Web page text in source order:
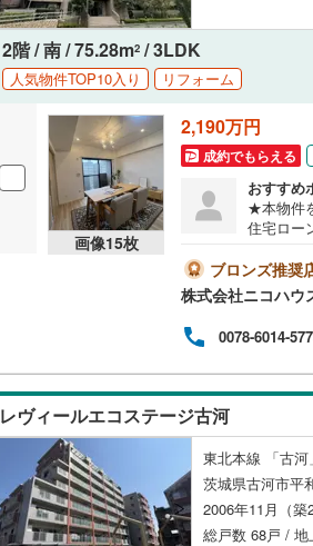
2階 / 南 / 75.28m2 / 3LDK
人気物件TOP10入り リフォーム
画像15枚
2,190万円
成約でもらえる
おすすめ
★本物件
住宅ロー
流れ（1
審査※:融
契約:事前
銀行へ融
を締結。
す。※:
ブロンズ推奨
株式会社ニコハウ
0078-6014-
レヴィールエコステージ古河
東北本線 「古
茨城県古河市平
2006年11月（築
総戸数 68戸 /
LD
（2）
キッチン
独立型キッ
浴室乾燥機あ
バルコニー、庭
ルーフバル
収納
ウォークイ
（3）